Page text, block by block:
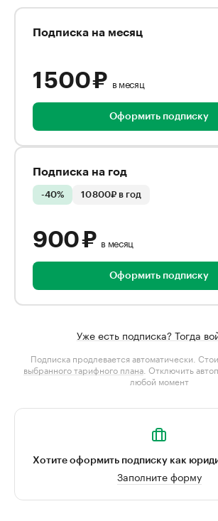
Подписка на месяц
1 500 ₽ в месяц
Оформить подписку
Подписка на год
-40% 10 800₽ в год
900 ₽ в месяц
Оформить подписку
Уже есть подписка? Тогда
Подписка продлевается автоматически.
выбранного тарифного плана . Отключить
любой момент
Хотите оформить подписку как
Заполните форму